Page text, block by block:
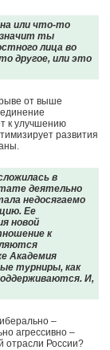
или что-то
значит ты
лица во
другое, или это
от выше
к улучшению
развития
в
деятельно
недосягаемо
Ее
новой
к
Академия
турниры, как
И,
–
агрессивно –
отрасли России?